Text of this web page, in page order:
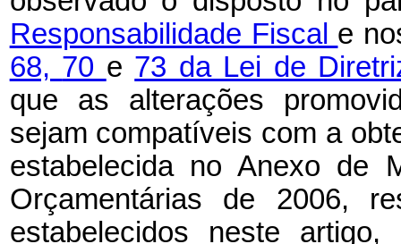
Responsabilidade Fiscal e
68, 70 e 73 da Lei de
que as alterações
sejam compatíveis com a
estabelecida no Anexo de
Orçamentárias de 2006,
estabelecidos neste